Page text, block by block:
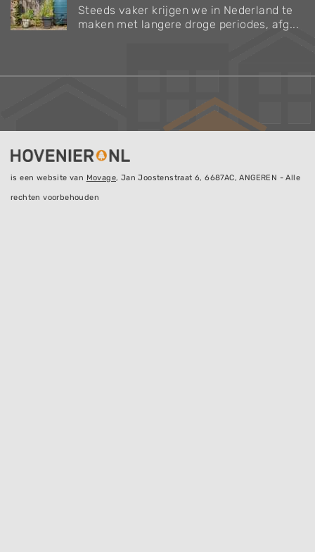
Steeds vaker krijgen we in Nederland te
maken met langere droge periodes, afg...
is een website van Movage, Jan Joostenstraat 6, 6687AC, ANGEREN - Alle
rechten voorbehouden